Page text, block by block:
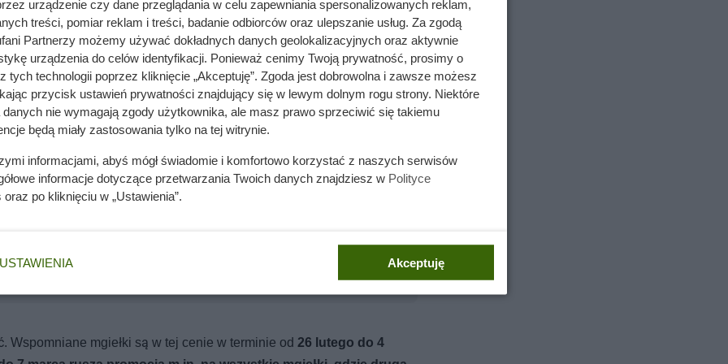
porzeczki, piwonii i wanilii, aTempting Jasmine Magnetic Woman
sprawdzi się zarówno jako mały prezent dla siebie, jak i miły
sprawiają, że to jedna z najbardziej opłacalnych pozycji w tej
sprawić komuś przyjemność.
rytm nawożenia robi ogromną różnicę
wchodzi do domów. Polacy nie wiedzą, jak reagować
Wspomniane mgiełki są w tej cenie w terminie od 26 lutego do 4
urządzenie czy dane przeglądania w celu zapewniania spersonalizowanych reklam,
treści, pomiar reklam i treści, badanie odbiorców oraz ulepszanie usług. Za zgodą
Partnerzy możemy używać dokładnych danych geolokalizacyjnych oraz aktywnie
urządzenia do celów identyfikacji. Ponieważ cenimy Twoją prywatność, prosimy o
tych technologii poprzez kliknięcie „Akceptuję”. Zgoda jest dobrowolna i zawsze możesz
przycisk ustawień prywatności znajdujący się w lewym dolnym rogu strony. Niektóre
danych nie wymagają zgody użytkownika, ale masz prawo sprzeciwić się takiemu
będą miały zastosowania tylko na tej witrynie.
informacjami, abyś mógł świadomie i komfortowo korzystać z naszych serwisów
informacje dotyczące przetwarzania Twoich danych znajdziesz w Polityce
oraz po kliknięciu w „Ustawienia”.
USTAWIENIA Akceptuję